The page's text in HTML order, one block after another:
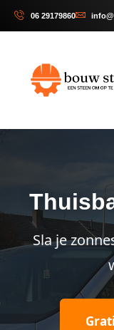
06 29179860
Sla je